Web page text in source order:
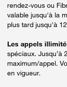
rendez-vous ou
valable jusqu'à la
plus tard jusqu'à
Les appels
spéciaux. Jusqu’à
maximum/appel.
en vigueur.